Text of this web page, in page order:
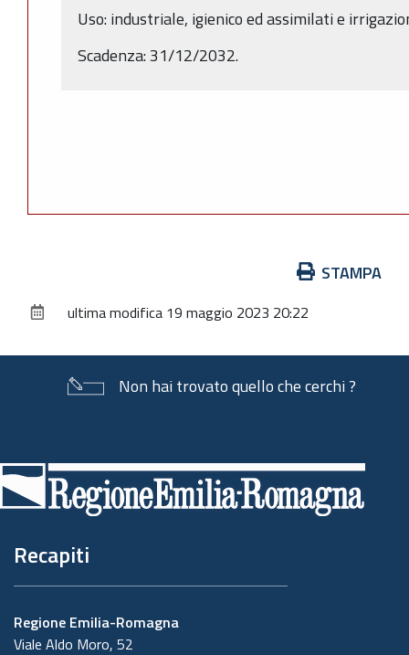
Uso: industriale, igienico ed assimilati e
Scadenza: 31/12/2032.
documento
STAMPA
ultima modifica 19 maggio 2023 20:22
Non hai trovato quello che cerchi ?
di
pagina
Recapiti
Regione Emilia-Romagna
Viale Aldo Moro, 52